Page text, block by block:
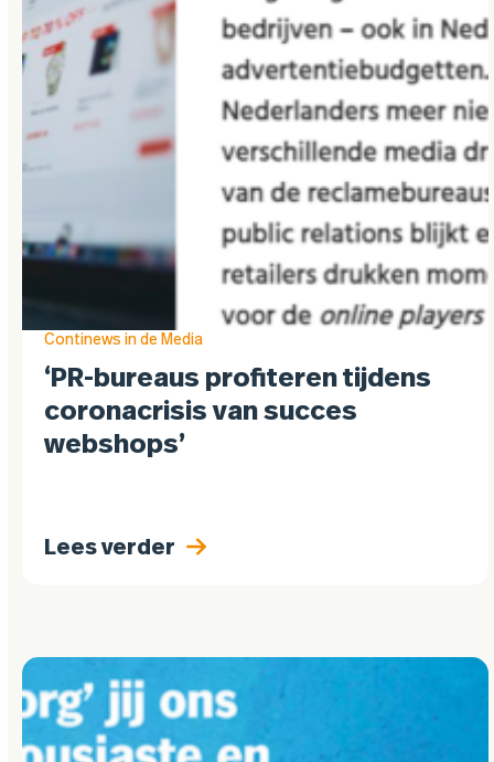
Continews in de Media
‘PR-bureaus profiteren tijdens
coronacrisis van succes
webshops’
Lees verder